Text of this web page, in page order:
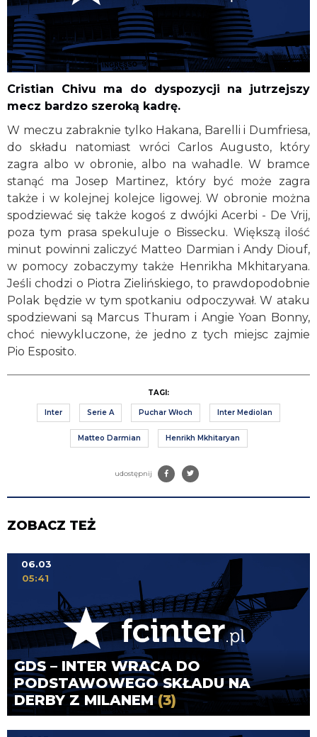
Cristian Chivu ma do dyspozycji na jutrzejszy
mecz bardzo szeroką kadrę.
W meczu zabraknie tylko Hakana, Barelli i Dumfriesa,
do składu natomiast wróci Carlos Augusto, który
zagra albo w obronie, albo na wahadle. W bramce
stanąć ma Josep Martinez, który być może zagra
także i w kolejnej kolejce ligowej. W obronie można
spodziewać się także kogoś z dwójki Acerbi - De Vrij,
poza tym prasa spekuluje o Bissecku. Większą ilość
minut powinni zaliczyć Matteo Darmian i Andy Diouf,
w pomocy zobaczymy także Henrikha Mkhitaryana.
Jeśli chodzi o Piotra Zielińskiego, to prawdopodobnie
Polak będzie w tym spotkaniu odpoczywał. W ataku
spodziewani są Marcus Thuram i Angie Yoan Bonny,
choć niewykluczone, że jedno z tych miejsc zajmie
Pio Esposito.
TAGI:
Inter Serie A Puchar Włoch Inter Mediolan
Matteo Darmian Henrikh Mkhitaryan
udostępnij
ZOBACZ TEŻ
GDS – INTER WRACA DO
PODSTAWOWEGO SKŁADU NA
DERBY Z MILANEM(3)
06.03
05:41